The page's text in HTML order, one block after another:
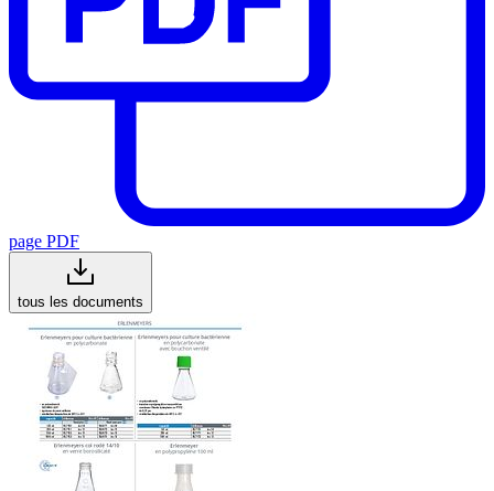
page PDF
tous les documents